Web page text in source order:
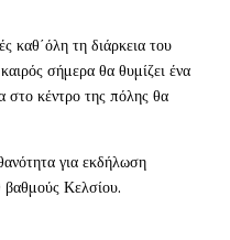
καθ΄όλη τη διάρκεια του
σήμερα θα θυμίζει ένα
στο κέντρο της πόλης θα
για εκδήλωση
Κελσίου.